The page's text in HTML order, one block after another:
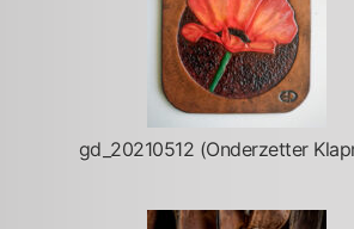
gd_20210512 (Onderzetter